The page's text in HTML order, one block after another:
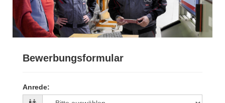
Bewerbungsformular
Anrede: